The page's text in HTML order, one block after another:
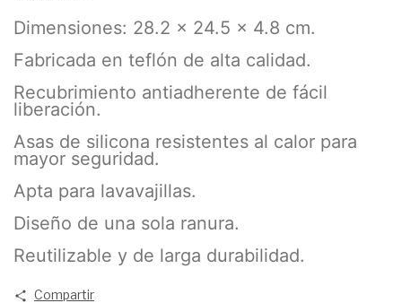
Dimensiones: 28.2 x 24.5 x 4.8 cm.
Fabricada en teflón de alta calidad.
Recubrimiento antiadherente de fácil
liberación.
Asas de silicona resistentes al calor para
mayor seguridad.
Apta para lavavajillas.
Diseño de una sola ranura.
Reutilizable y de larga durabilidad.
Compartir